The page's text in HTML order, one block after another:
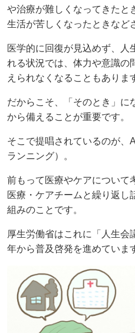
や治療が難しくなってきたと
生活が苦しくなったときなど
医学的に回復が見込めず、人
れる状況では、体力や意識の
えられなくなることもありま
だからこそ、「そのとき」に
から備えることが重要です。
そこで提唱されているのが、
ランニング）。
前もって医療やケアについて
医療・ケアチームと繰り返し
組みのことです。
厚生労働省はこれに「人生会
年から普及啓発を進めていま